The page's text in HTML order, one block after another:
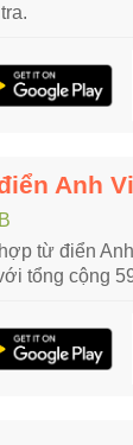
Anh
từ điển
tổng cộng